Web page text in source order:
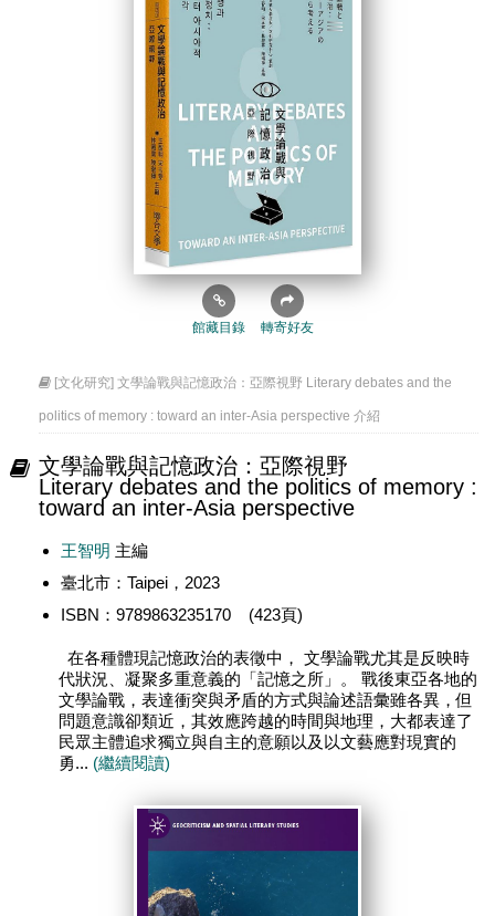
館藏目錄 轉寄好友
[文化研究] 文學論戰與記憶政治：亞際視野 Literary debates and the
politics of memory : toward an inter-Asia perspective 介紹
文學論戰與記憶政治：亞際視野
Literary debates and the politics of memory :
toward an inter-Asia perspective
王智明 主編
臺北市：Taipei，2023
ISBN：9789863235170 (423頁)
在各種體現記憶政治的表徵中， 文學論戰尤其是反映時
代狀況、凝聚多重意義的「記憶之所」。 戰後東亞各地的
文學論戰，表達衝突與矛盾的方式與論述語彙雖各異，但
問題意識卻類近，其效應跨越的時間與地理，大都表達了
民眾主體追求獨立與自主的意願以及以文藝應對現實的
勇... (繼續閱讀)